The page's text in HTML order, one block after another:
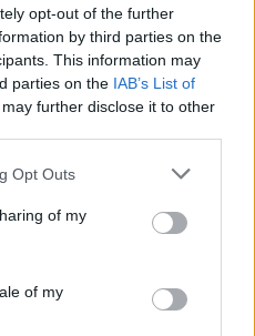
opt-out of the further
by third parties on the
This information may
parties on the IAB’s List of
further disclose it to other
uses one or more Google
behaviour. You may click to
and its third-party tags to
purposes in below Google
Opt Outs
of my
of my